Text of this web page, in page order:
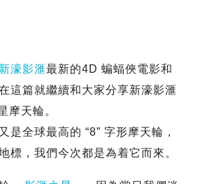
新濠影滙最新的4D 蝙蝠俠電影和
這篇就繼續和大家分享新濠影滙
摩天輪。
是全球最高的 “8” 字形摩天輪，
標，我們今次都是為着它而來。